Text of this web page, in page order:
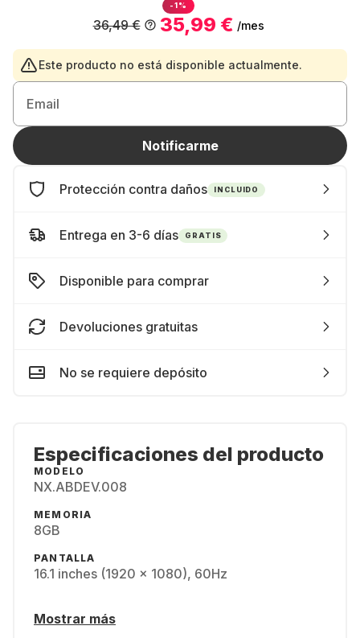
-1%
35,99 € /mes
36,49 €
Este producto no está disponible actualmente.
Email
Notificarme
Protección contra daños INCLUIDO
Entrega en 3-6 días GRATIS
Disponible para comprar
Devoluciones gratuitas
No se requiere depósito
Especificaciones del producto
MODELO
NX.ABDEV.008
MEMORIA
8GB
PANTALLA
16.1 inches (1920 x 1080), 60Hz
Mostrar más